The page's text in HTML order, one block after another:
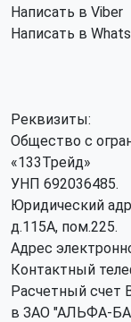
Написать в Viber
Написать в
Реквизиты:
Общество с
«133Трейд»
УНП 692036485​.
Юридический
д.115А, пом.225.
Адрес
Контактный
Расчетный счет
в ЗАО "АЛЬФА-